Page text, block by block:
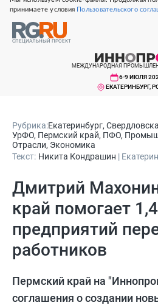
принимаете условия Пользовательского
СПЕЦИАЛЬНЫЙ ПРОЕКТ
МЕЖДУНАРОДНАЯ
6-9 ИЮЛЯ
ЕКАТЕРИНБУРГ,
Рубрика:Екатеринбург,
УрФО, Пермский край, ПФО,
Отрасли, Экономика
Текст: Никита Кондрашин |
Дмитрий
край помогает
предприятий
работников
Пермский край на
соглашения о создании